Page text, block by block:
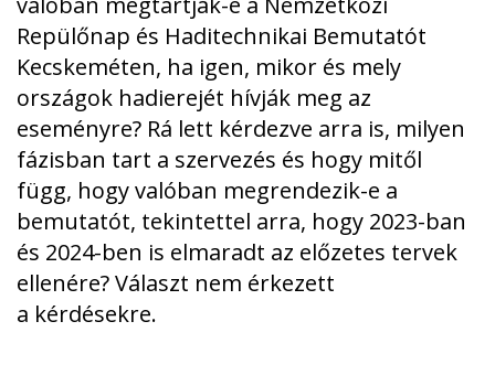
Repülőnap és Haditechnikai Bemutatót
Kecskeméten, ha igen, mikor és mely
országok hadierejét hívják meg az
eseményre? Rá lett kérdezve arra is, milyen
fázisban tart a szervezés és hogy mitől
függ, hogy valóban megrendezik-e a
bemutatót, tekintettel arra, hogy 2023-ban
és 2024-ben is elmaradt az előzetes tervek
ellenére? Választ nem érkezett
a kérdésekre.